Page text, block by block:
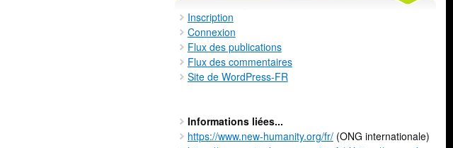
Inscription
Connexion
Flux des publications
Flux des commentaires
Site de WordPress-FR
Informations liées...
https://www.new-humanity.org/fr/(ONG internationale)